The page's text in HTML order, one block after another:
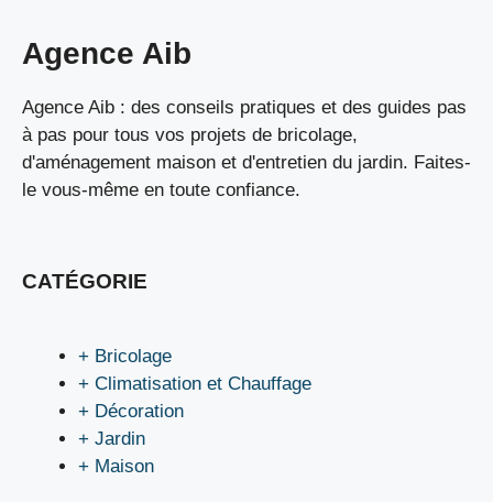
Agence Aib
Agence Aib : des conseils pratiques et des guides pas
à pas pour tous vos projets de bricolage,
d'aménagement maison et d'entretien du jardin. Faites-
le vous-même en toute confiance.
CATÉGORIE
+ Bricolage
+ Climatisation et Chauffage
+ Décoration
+ Jardin
+ Maison